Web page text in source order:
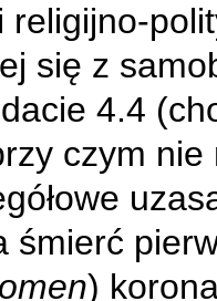
religijno-
się z
dacie 4.4
czym
śmierć
)